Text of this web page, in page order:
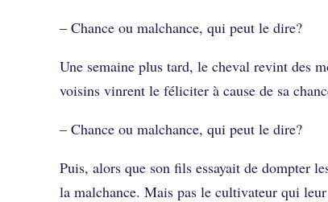
– Chance ou malchance, qui peut le dire?
Une semaine plus tard, le cheval revint des
voisins vinrent le féliciter à cause de sa
– Chance ou malchance, qui peut le dire?
Puis, alors que son fils essayait de dompter
la malchance. Mais pas le cultivateur qui